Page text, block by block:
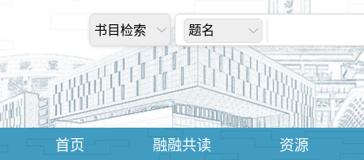
书目检索 题名
首页 融融共读 资源